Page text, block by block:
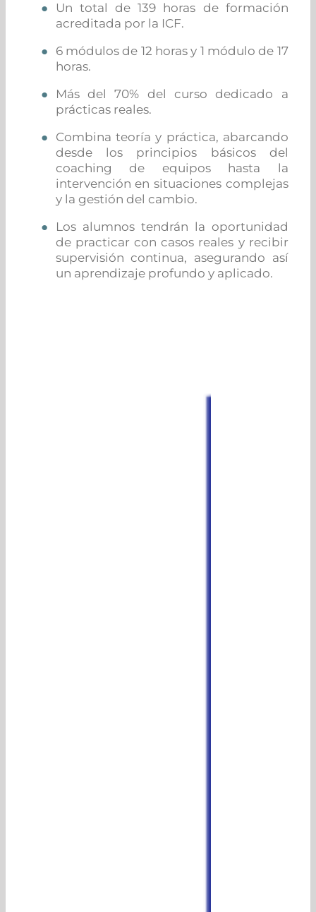
Un total de 139 horas de formación
acreditada por la ICF.
6 módulos de 12 horas y 1 módulo de 17
horas.
Más del 70% del curso dedicado a
prácticas reales.
Combina teoría y práctica, abarcando
desde los principios básicos del
coaching de equipos hasta la
intervención en situaciones complejas
y la gestión del cambio.
Los alumnos tendrán la oportunidad
de practicar con casos reales y recibir
supervisión continua, asegurando así
un aprendizaje profundo y aplicado.